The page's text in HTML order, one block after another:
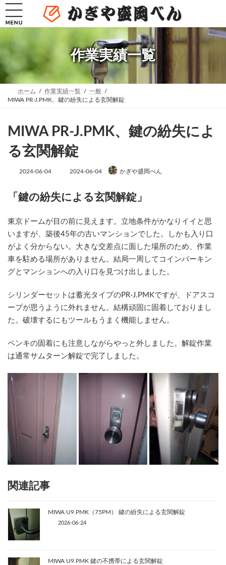
コ
テ
へ
ッ
プ
ナ
ゲ
ョ
移
動
作業実績一覧
ホーム 作業実績一覧
一般
MIWA PR-J.PMK、鍵の紛失による玄関解錠
MIWA PR-J.PMK、鍵の紛失によ
る玄関解錠
2024-06-04
最
新
日
:
2024-06-04 かぎや盛岡べん
「鍵の紛失による玄関解錠」
東京ドームが目の前に見えます。立地条件がかなりイイと思
いますが、築後45年の古いマンションでした。しかも入り口
がよく分からない。大きな交差点に面した場所のため、作業
車を駐める場所がありません。結局一周してコインパーキン
グとマンションへの入り口を見つけ出しました。
シリンダーセットは蓄光タイプのPR-J.PMKですが、ドアスコ
ープが思うように外れません。結構頑固に固着しておりまし
た。破壊するにもツールもうまく機能しません。
ペンキの固着にも注意しながらやっと外しました。解錠作業
は通常サムターン解錠で完了しました。
関連記事
MIWA U9.PMK（75PM） 鍵の紛失による玄関解錠
2026-06-24
MIWA U9.PMK 鍵の不携帯による玄関解錠